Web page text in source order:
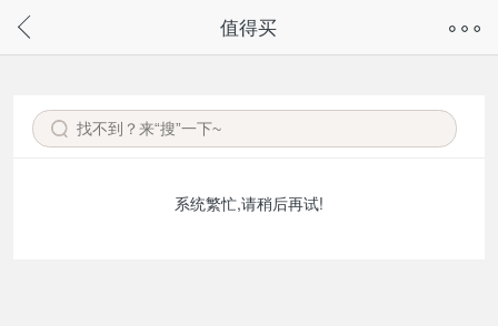
请通过微信或支付宝搜“奇兔客小程序”访问
值得买
系统繁忙,请稍后再试!